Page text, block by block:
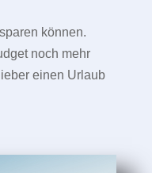
können.
noch mehr
einen Urlaub